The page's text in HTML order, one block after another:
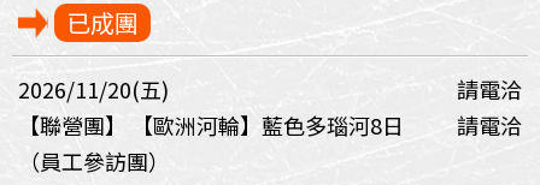
已成團
2026/11/20(五)
請電洽
【聯營團】
【歐洲河輪】藍色多瑙河8日
（員工參訪團）
請電洽